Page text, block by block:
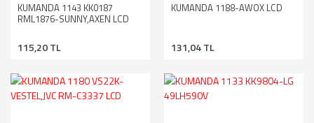
KUMANDA 1143 KK0187
RML1876-SUNNY,AXEN LCD
115,20 TL
KUMANDA 1188-AWOX LCD
131,04 TL